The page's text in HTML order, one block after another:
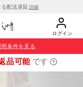
る配送遅延 詳細
ログイン
用条件を見る
品可能 です